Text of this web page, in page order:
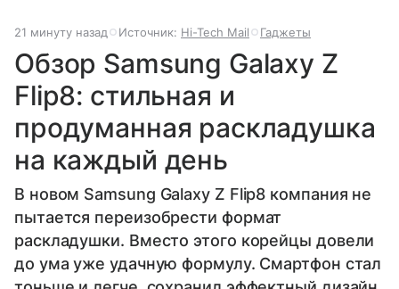
21 минуту назад Источник: Hi-Tech Mail Гаджеты
Обзор Samsung Galaxy Z
Flip8: стильная и
продуманная раскладушка
на каждый день
В новом Samsung Galaxy Z Flip8 компания не
пытается переизобрести формат
раскладушки. Вместо этого корейцы довели
до ума уже удачную формулу. Смартфон стал